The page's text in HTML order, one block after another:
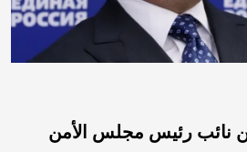
نائب رئيس مجلس الأمن